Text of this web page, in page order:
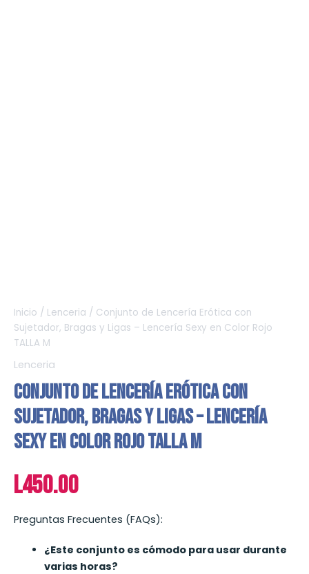
Inicio / Lenceria / Conjunto de Lencería Erótica con
Sujetador, Bragas y Ligas – Lencería Sexy en Color Rojo
TALLA M
Lenceria
Conjunto de Lencería Erótica con
Sujetador, Bragas y Ligas – Lencería
Sexy en Color Rojo TALLA M
L450.00
Preguntas Frecuentes (FAQs):
¿Este conjunto es cómodo para usar durante
varias horas?